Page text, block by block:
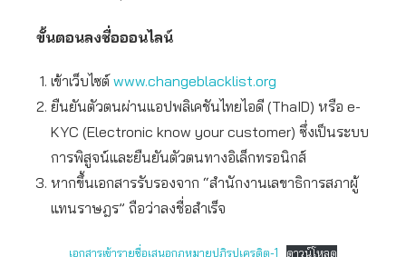
ขั้นตอนลงชื่อออนไลน์
เข้าเว็บไซต์ www.changeblacklist.org
ยืนยันตัวตนผ่านแอปพลิเคชันไทยไอดี (ThaID) หรือ e-
KYC (Electronic know your customer) ซึ่งเป็นระบบ
การพิสูจน์และยืนยันตัวตนทางอิเล็กทรอนิกส์
หากขึ้นเอกสารรับรองจาก “สำนักงานเลขาธิการสภาผู้
แทนราษฎร” ถือว่าลงชื่อสำเร็จ
เอกสารเข้ารายชื่อเสนอกฎหมายปฏิรูปเครดิต-1 ดาวน์โหลด